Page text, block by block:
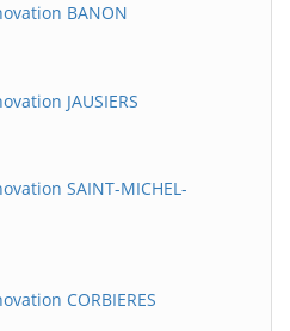
BANON
JAUSIERS
SAINT-MICHEL-
CORBIERES